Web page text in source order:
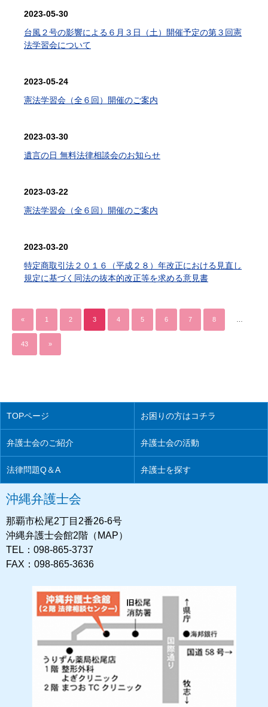
2023-05-30
台風２号の影響による６月３日（土）開催予定の第３回憲
法学習会について
2023-05-24
憲法学習会（全６回）開催のご案内
2023-03-30
遺言の日 無料法律相談会のお知らせ
2023-03-22
憲法学習会（全６回）開催のご案内
2023-03-20
特定商取引法２０１６（平成２８）年改正における見直し
規定に基づく同法の抜本的改正等を求める意見書
« 1 2 3 4 5 6 7 8
43 »
TOPページ お困りの方はコチラ
弁護士会のご紹介 弁護士会の活動
法律問題Q＆A 弁護士を探す
沖縄弁護士会
那覇市松尾2丁目2番26-6号
沖縄弁護士会館2階（MAP）
TEL：098-865-3737
FAX：098-865-3636